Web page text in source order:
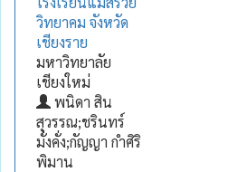
วิทยาคม จังหวัด
เชียงราย
มหาวิทยาลัย
เชียงใหม่
พนิดา สิน
สุวรรณ;ชรินทร์
มั่งคั่ง;กัญญา กำศิริ
พิมาน